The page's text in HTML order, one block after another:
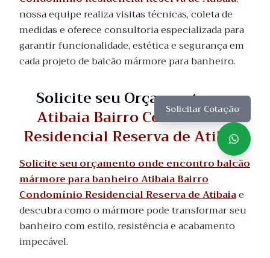
nossa equipe realiza visitas técnicas, coleta de
medidas e oferece consultoria especializada para
garantir funcionalidade, estética e segurança em
cada projeto de balcão mármore para banheiro.
Solicite seu Orçamento em
Atibaia Bairro Condomínio
Residencial Reserva de Atibaia
Solicite seu orçamento onde encontro balcão
mármore para banheiro Atibaia Bairro
Condomínio Residencial Reserva de Atibaiae
descubra como o mármore pode transformar seu
banheiro com estilo, resistência e acabamento
impecável.
Solicitar Cotação